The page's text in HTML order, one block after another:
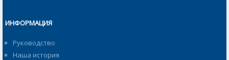
ИНФОРМАЦИЯ
Руководство
Наша история